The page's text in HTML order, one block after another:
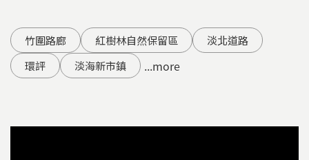
竹圍路廊 紅樹林自然保留區
淡北道路
環評
淡海新市鎮 ...more